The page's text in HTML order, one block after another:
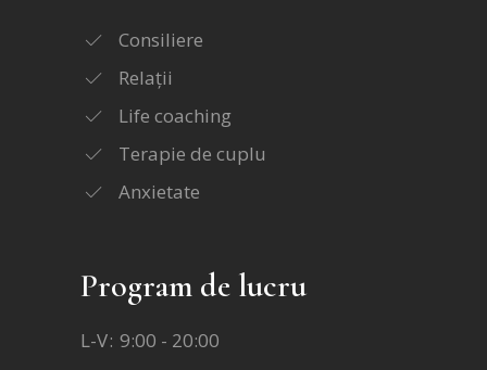
Consiliere
Relații
Life coaching
Terapie de cuplu
Anxietate
Program de lucru
L-V 9:00 - 20:00